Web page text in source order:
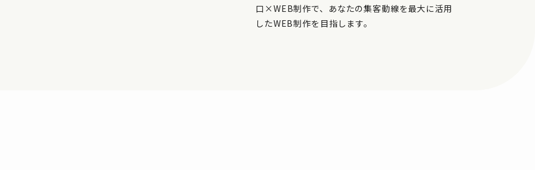
口×WEB制作で、あなたの集客動線を最大に活用
したWEB制作を目指します。